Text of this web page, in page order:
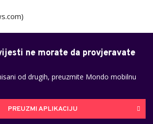
ne morate da provjeravate
od drugih, preuzmite Mondo mobilnu
PREUZMI APLIKACIJU